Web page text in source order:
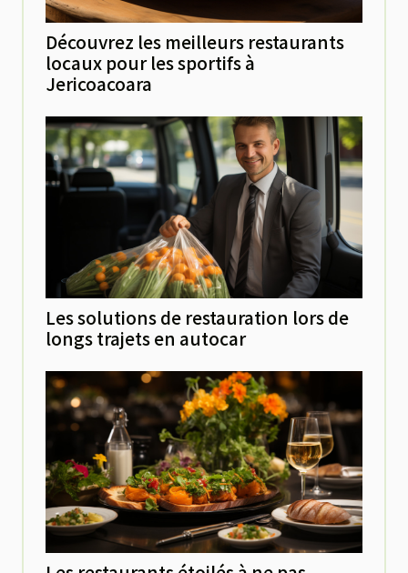
Découvrez les meilleurs restaurants
locaux pour les sportifs à
Jericoacoara
Les solutions de restauration lors de
longs trajets en autocar